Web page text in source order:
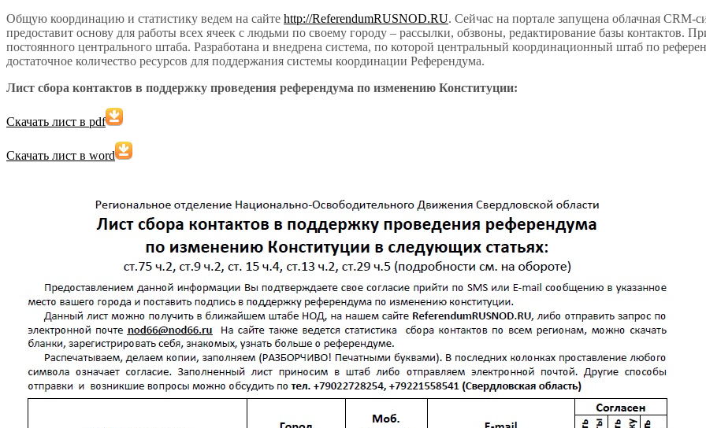
Общую координацию и статистику ведем на сайте http://ReferendumRUSNOD.RU. Сейчас на портале запущена облачная CRM-
предоставит основу для работы всех ячеек с людьми по своему городу – рассылки, обзвоны, редактирование базы контактов.
постоянного центрального штаба. Разработана и внедрена система, по которой центральный координационный штаб по
достаточное количество ресурсов для поддержания системы координации Референдума.
Лист сбора контактов в поддержку проведения референдума по изменению Конституции:
Скачать лист в pdf
Скачать лист в word